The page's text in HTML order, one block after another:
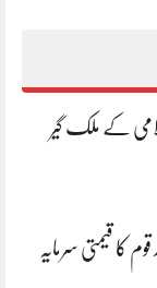
کے ملک گیر
کا قیمتی سرمایہ